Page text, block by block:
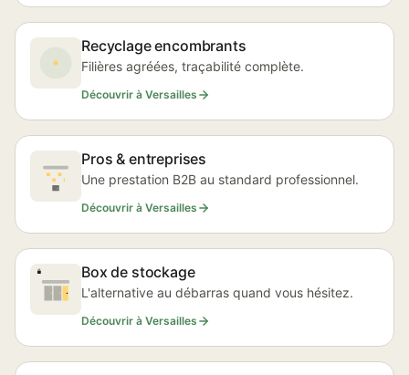
Recyclage encombrants
Filières agréées, traçabilité complète.
Découvrir à Versailles
Pros & entreprises
Une prestation B2B au standard professionnel.
Découvrir à Versailles
Box de stockage
L'alternative au débarras quand vous hésitez.
Découvrir à Versailles